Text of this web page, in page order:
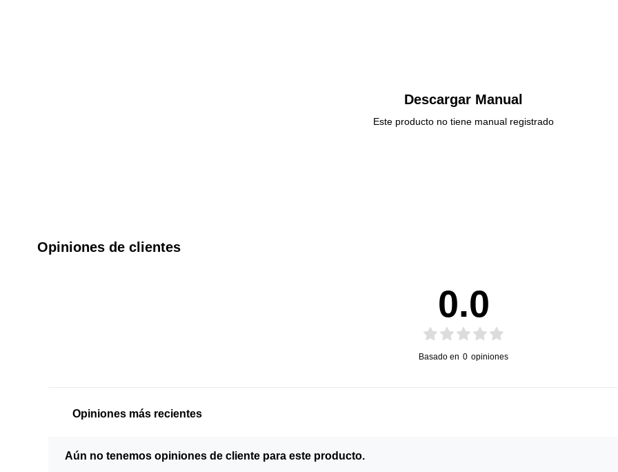
Descargar Manual
Este producto no tiene manual registrado
Opiniones de clientes
0.0
Basado en 0 opiniones
Opiniones más recientes
Aún no tenemos opiniones de cliente para este producto.